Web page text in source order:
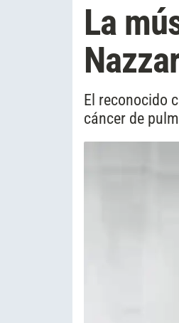
La
El reconocido
cáncer de